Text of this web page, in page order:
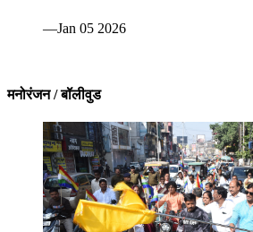
—Jan 05 2026
मनोरंजन / बॉलीवुड